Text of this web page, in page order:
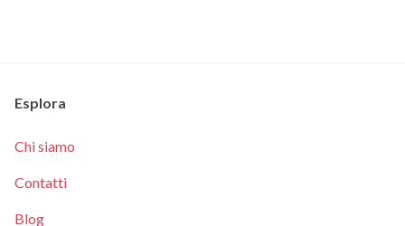
Esplora
Chi siamo
Contatti
Blog